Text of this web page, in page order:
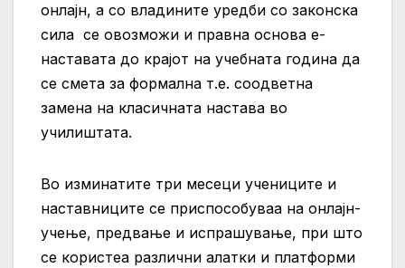
онлајн, а со владините уредби со законска
сила се овозможи и правна основа е-
наставата до крајот на учебната година да
се смета за формална т.е. соодветна
замена на класичната настава во
училиштата.
Во изминатите три месеци учениците и
наставниците се приспособуваа на онлајн-
учење, предвање и испрашување, при што
се користеа различни алатки и платформи